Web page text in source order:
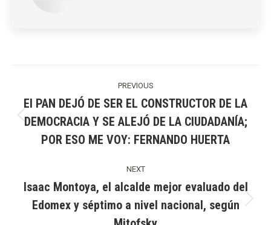
PREVIOUS
Previous
post:
El PAN DEJÓ DE SER EL CONSTRUCTOR DE LA
DEMOCRACIA Y SE ALEJÓ DE LA CIUDADANÍA;
POR ESO ME VOY: FERNANDO HUERTA
NEXT
Next
post:
Isaac Montoya, el alcalde mejor evaluado del
Edomex y séptimo a nivel nacional, según